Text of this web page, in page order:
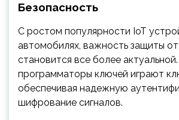
Безопасность
С ростом популярности IoT
автомобилях, важность защиты
становится все более
программаторы ключей играют
обеспечивая надежную
шифрование сигналов.